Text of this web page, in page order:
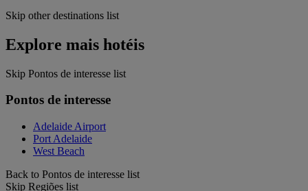
Skip other destinations list
Explore mais hotéis
Skip Pontos de interesse list
Pontos de interesse
Adelaide Airport
Port Adelaide
West Beach
Back to Pontos de interesse list
Skip Regiões list